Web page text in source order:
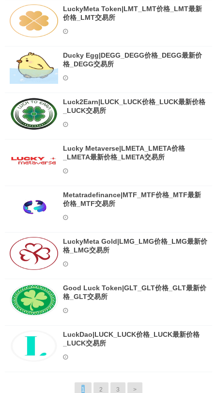
LuckyMeta Token|LMT_LMT价格_LMT最新
价格_LMT交易所
Ducky Egg|DEGG_DEGG价格_DEGG最新价
格_DEGG交易所
Luck2Earn|LUCK_LUCK价格_LUCK最新价格
_LUCK交易所
Lucky Metaverse|LMETA_LMETA价格
_LMETA最新价格_LMETA交易所
Metatradefinance|MTF_MTF价格_MTF最新
价格_MTF交易所
LuckyMeta Gold|LMG_LMG价格_LMG最新价
格_LMG交易所
Good Luck Token|GLT_GLT价格_GLT最新价
格_GLT交易所
LuckDao|LUCK_LUCK价格_LUCK最新价格
_LUCK交易所
1 2 3 >